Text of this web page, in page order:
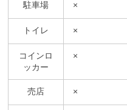
駐車場 ×
トイレ ×
コインロ
ッカー
×
売店 ×